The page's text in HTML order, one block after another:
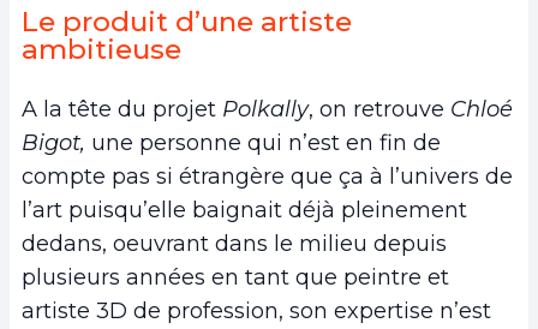
Le produit d’une artiste
ambitieuse
A la tête du projet Polkally, on retrouve Chloé
Bigot, une personne qui n’est en fin de
compte pas si étrangère que ça à l’univers de
l’art puisqu’elle baignait déjà pleinement
dedans, oeuvrant dans le milieu depuis
plusieurs années en tant que peintre et
artiste 3D de profession, son expertise n’est